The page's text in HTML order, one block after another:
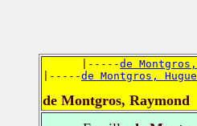
      |-----
de Montgros,
|-----de Montgros,
de Montgros, Raymond